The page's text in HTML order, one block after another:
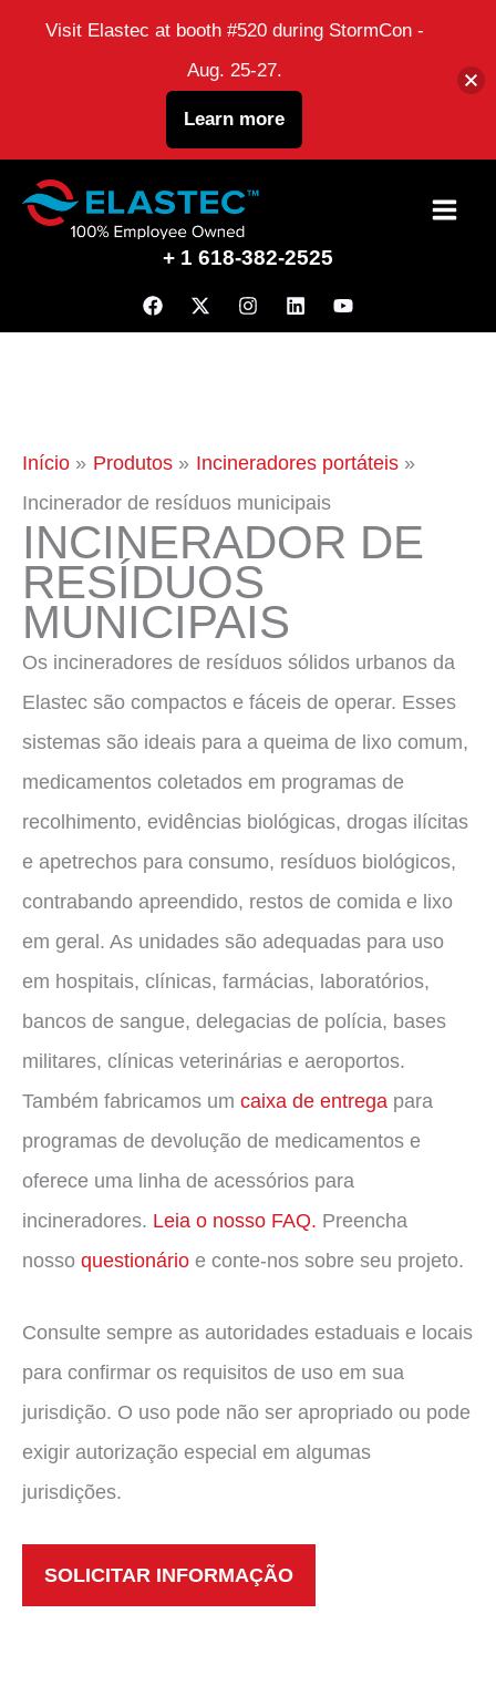
para
+ 1 618-382-2525
Início Produtos
Incineradores portáteis
Incinerador de resíduos municipais
INCINERADOR DE
RESÍDUOS
MUNICIPAIS
Os incineradores de resíduos sólidos urbanos da
Elastec são compactos e fáceis de operar. Esses
sistemas são ideais para a queima de lixo comum,
medicamentos coletados em programas de
recolhimento, evidências biológicas, drogas ilícitas
e apetrechos para consumo, resíduos biológicos,
contrabando apreendido, restos de comida e lixo
em geral. As unidades são adequadas para uso
em hospitais, clínicas, farmácias, laboratórios,
bancos de sangue, delegacias de polícia, bases
militares, clínicas veterinárias e aeroportos.
Também fabricamos um caixa de entrega para
programas de devolução de medicamentos e
oferece uma linha de acessórios para
incineradores. Leia o nosso FAQ. Preencha
nosso questionário e conte-nos sobre seu projeto.
Consulte sempre as autoridades estaduais e locais
para confirmar os requisitos de uso em sua
jurisdição. O uso pode não ser apropriado ou pode
exigir autorização especial em algumas
jurisdições.
SOLICITAR INFORMAÇÃO
Visit Elastec at booth #520 during StormCon -
Aug. 25-27.
Learn more